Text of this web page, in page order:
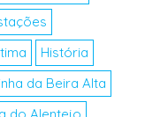
História
da Beira Alta